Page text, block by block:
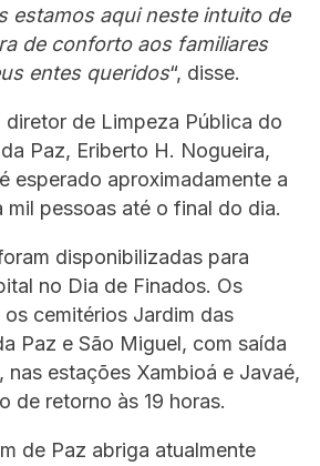
estamos aqui neste intuito de
de conforto aos familiares
entes queridos“, disse.
de Limpeza Pública do
Paz, Eriberto H. Nogueira,
esperado aproximadamente a
pessoas até o final do dia.
disponibilizadas para
no Dia de Finados. Os
cemitérios Jardim das
Paz e São Miguel, com saída
nas estações Xambioá e Javaé,
de retorno às 19 horas.
de Paz abriga atualmente